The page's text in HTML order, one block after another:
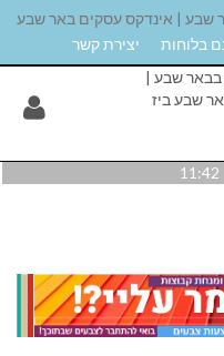
שבע | אינדקס עסקים באר שבע
בלוחות יצירת קשר